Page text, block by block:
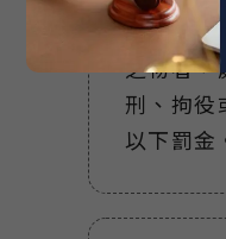
所有，而
之物者，
刑、拘役
以下罰金